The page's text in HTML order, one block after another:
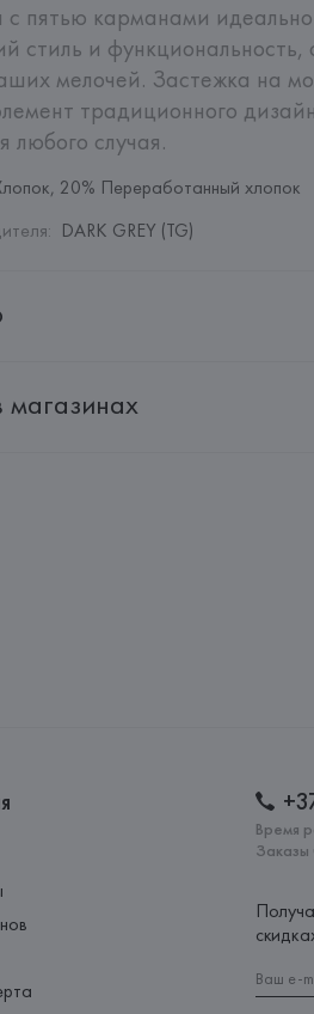
пятью карманами
стиль и
мелочей. Застежка на
традиционного
любого случая.
20% Переработанный хлопок
: DARK GREY (TG)
Беларусь, 220030, г. Минск, ул.
магазинах
Время
Заказы